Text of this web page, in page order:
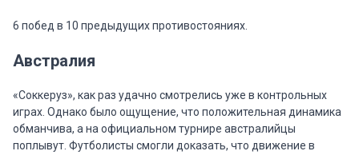
6 побед в 10 предыдущих противостояниях.
Австралия
«Соккеруз», как раз удачно смотрелись уже в контрольных
играх. Однако было ощущение, что положительная динамика
обманчива, а на официальном турнире австралийцы
поплывут. Футболисты смогли доказать, что движение в